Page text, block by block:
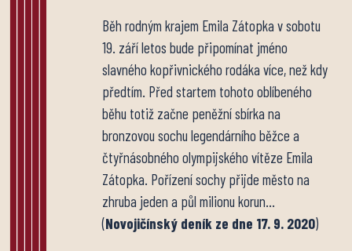
Běh rodným krajem Emila Zátopka v sobotu
19. září letos bude připomínat jméno
slavného kopřivnického rodáka více, než kdy
předtím. Před startem tohoto oblíbeného
běhu totiž začne peněžní sbírka na
bronzovou sochu legendárního běžce a
čtyřnásobného olympijského vítěze Emila
Zátopka. Pořízení sochy přijde město na
zhruba jeden a půl milionu korun…
(Novojičínský deník ze dne 17. 9. 2020)